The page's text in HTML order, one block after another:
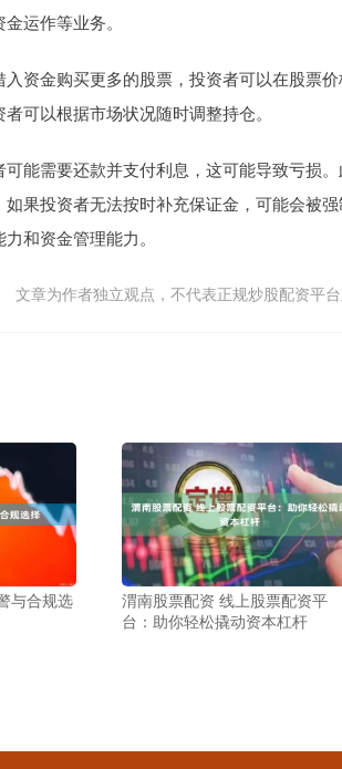
运作等业务。
资金购买更多的股票，投资者可以在股票
可以根据市场状况随时调整持仓。
能需要还款并支付利息，这可能导致亏损
果投资者无法按时补充保证金，可能会被
和资金管理能力。
文章为作者独立观点，不代表正规炒股配资平
与合规选
渭南股票配资 线上股票配资平
台：助你轻松撬动资本杠杆